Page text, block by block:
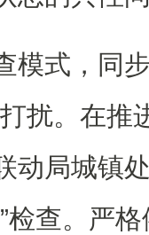
模式，同
扰。在推
动局城镇
检查。严